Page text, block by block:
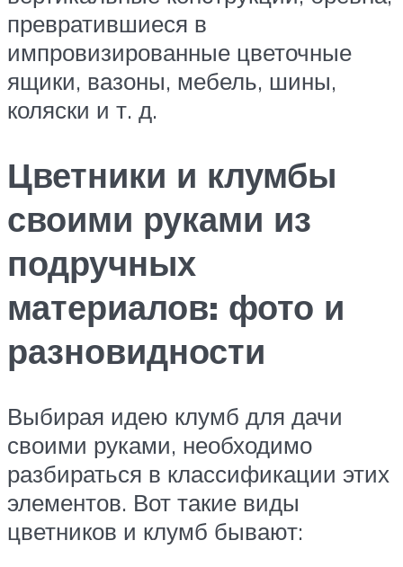
превратившиеся в
импровизированные цветочные
ящики, вазоны, мебель, шины,
коляски и т. д.
Цветники и клумбы
своими руками из
подручных
материалов: фото и
разновидности
Выбирая идею клумб для дачи
своими руками, необходимо
разбираться в классификации этих
элементов. Вот такие виды
цветников и клумб бывают: